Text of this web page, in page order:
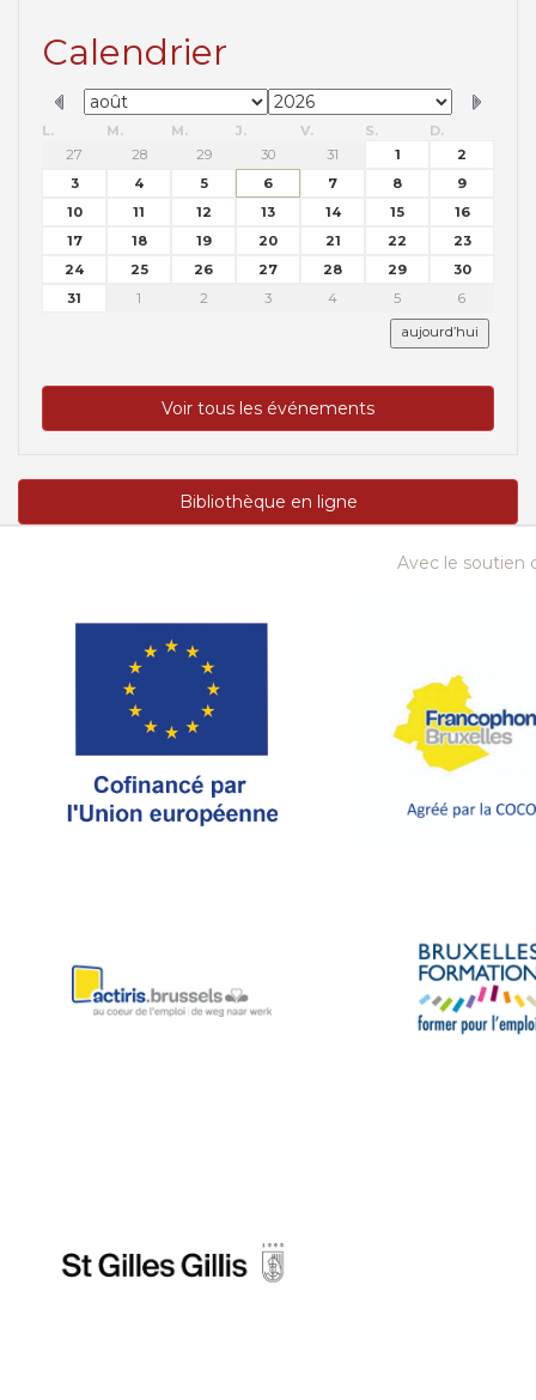
Calendrier
L. M. M. J. V. S.
D.
27
28 29 30 31 1
2
3
4 5 6 7 8
9
10
11 12 13 14 15
16
17
18 19 20 21 22
23
24
25 26 27 28 29
30
31
1 2 3 4 5 6
aujourd’hui
Voir tous les événements
Bibliothèque en ligne
Avec le soutien